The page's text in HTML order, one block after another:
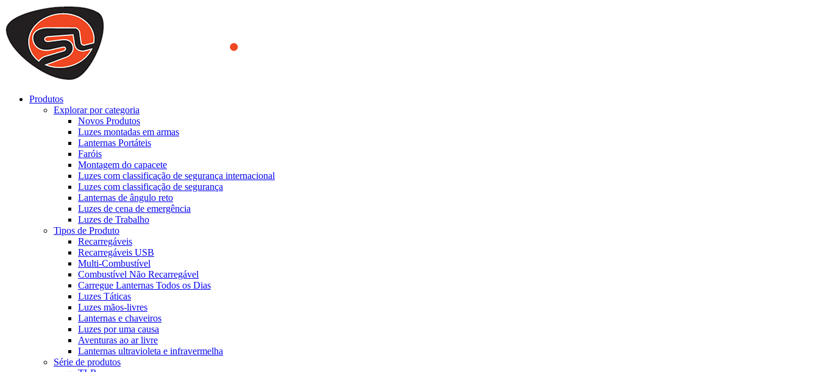
We use cookies to ensure that we provide you the best experience on our website. By continuing to browse this website, you accept that cookies are used to help us analyze how the website is used and to offer
you a better experience. To learn more or to find out how you can disable cookies, you can access our
ACCEPT AND CLOSE
Produtos
Explorar por categoria
Novos Produtos
Luzes montadas em armas
Lanternas Portáteis
Faróis
Montagem do capacete
Luzes com classificação de segurança internacional
Luzes com classificação de segurança
Lanternas de ângulo reto
Luzes de cena de emergência
Luzes de Trabalho
Tipos de Produto
Recarregáveis
Recarregáveis USB
Multi-Combustível
Combustível Não Recarregável
Carregue Lanternas Todos os Dias
Luzes Táticas
Luzes mãos-livres
Lanternas e chaveiros
Luzes por uma causa
Aventuras ao ar livre
Lanternas ultravioleta e infravermelha
Série de produtos